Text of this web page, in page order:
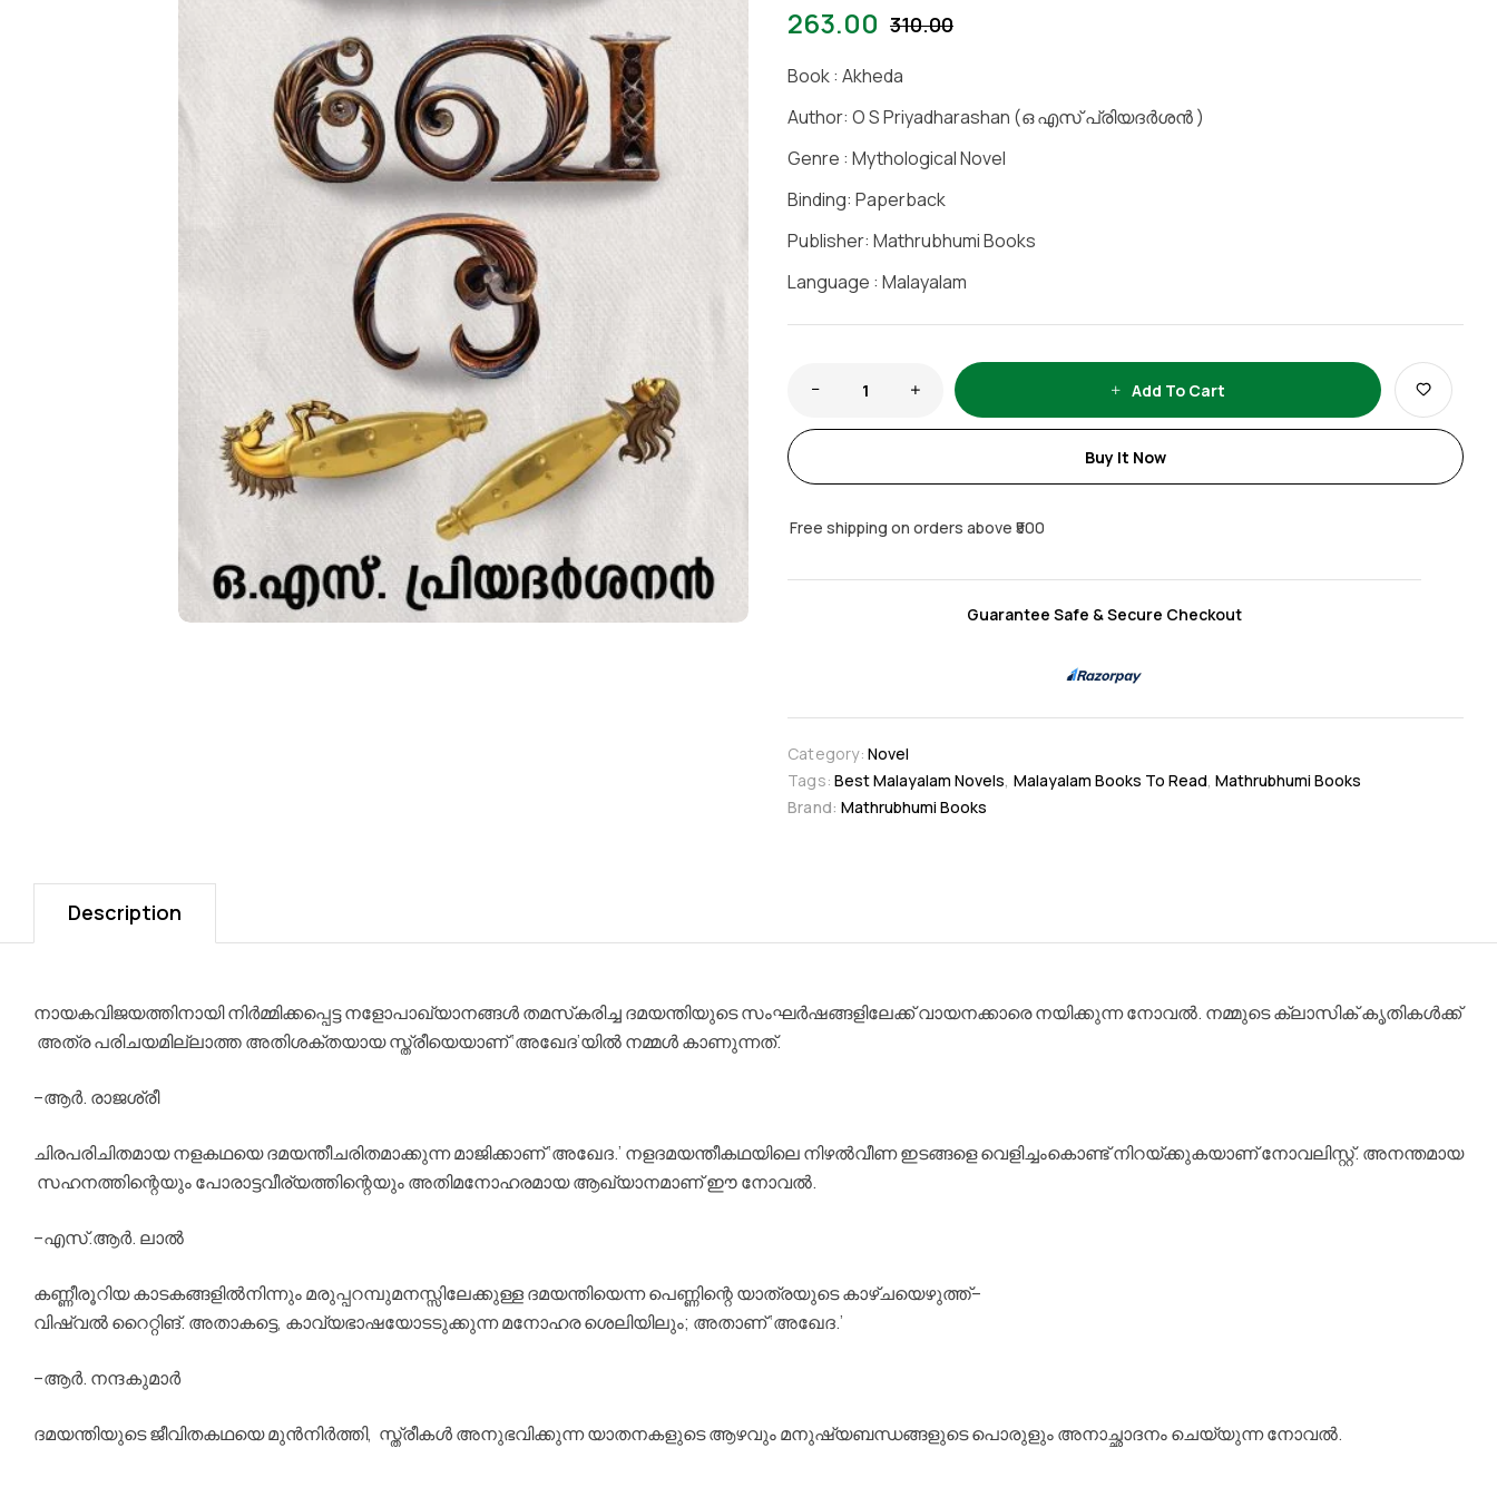
310.00
263.00
Book : Akheda
Author: O S Priyadharashan (ഒ എസ് പ്രിയദർശൻ )
Genre : Mythological Novel
Binding: Paperback
Publisher: Mathrubhumi Books
Language : Malayalam
Add To Cart
Buy It Now
Free shipping on orders above ₹500
Guarantee Safe & Secure Checkout
Category: Novel
Tags: Best Malayalam Novels, Malayalam Books To Read,Mathrubhumi Books
Brand:Mathrubhumi Books
Description
നായകവിജയത്തിനായി നിര്‍മ്മിക്കപ്പെട്ട നളോപാഖ്യാനങ്ങള്‍ തമസ്‌കരിച്ച ദമയന്തിയുടെ സംഘര്‍ഷങ്ങളിലേക്ക് വായനക്കാരെ നയിക്കുന്ന നോവല്‍. നമ്മുടെ ക്ലാസിക് കൃതികള്‍ക്ക്
അത്ര പരിചയമില്ലാത്ത അതിശക്തയായ സ്ത്രീയെയാണ് ‘അഖേദ’യില്‍ നമ്മള്‍ കാണുന്നത്.
–ആര്‍. രാജശ്രീ
ചിരപരിചിതമായ നളകഥയെ ദമയന്തീചരിതമാക്കുന്ന മാജിക്കാണ് ‘അഖേദ.’ നളദമയന്തീകഥയിലെ നിഴല്‍വീണ ഇടങ്ങളെ വെളിച്ചംകൊണ്ട് നിറയ്ക്കുകയാണ് നോവലിസ്റ്റ്. അനന്തമായ
സഹനത്തിന്റെയും പോരാട്ടവീര്യത്തിന്റെയും അതിമനോഹരമായ ആഖ്യാനമാണ് ഈ നോവല്‍.
–എസ്.ആര്‍. ലാല്‍
കണ്ണീരൂറിയ കാടകങ്ങളില്‍നിന്നും മരുപ്പറമ്പുമനസ്സിലേക്കുള്ള ദമയന്തിയെന്ന പെണ്ണിന്റെ യാത്രയുടെ കാഴ്ചയെഴുത്ത്–
വിഷ്വല്‍ റൈറ്റിങ്. അതാകട്ടെ, കാവ്യഭാഷയോടടുക്കുന്ന മനോഹര ശെലിയിലും; അതാണ് ‘അഖേദ.’
–ആര്‍. നന്ദകുമാര്‍
ദമയന്തിയുടെ ജീവിതകഥയെ മുന്‍നിര്‍ത്തി, സ്ത്രീകള്‍ അനുഭവിക്കുന്ന യാതനകളുടെ ആഴവും മനുഷ്യബന്ധങ്ങളുടെ പൊരുളും അനാച്ഛാദനം ചെയ്യുന്ന നോവല്‍.